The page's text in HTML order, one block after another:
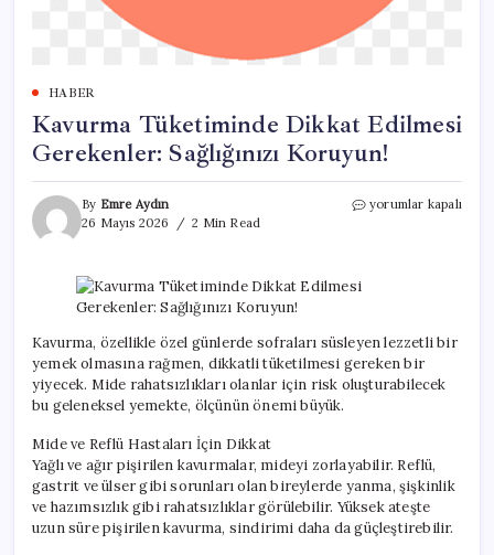
HABER
Kavurma Tüketiminde Dikkat Edilmesi
Gerekenler: Sağlığınızı Koruyun!
By Emre Aydın
26 Mayıs 2026
2 Min Read
Kavurma
için
yorumlar kapalı
Kavurma, özellikle özel günlerde sofraları süsleyen lezzetli bir
yemek olmasına rağmen, dikkatli tüketilmesi gereken bir
yiyecek. Mide rahatsızlıkları olanlar için risk oluşturabilecek
bu geleneksel yemekte, ölçünün önemi büyük.
Mide ve Reflü Hastaları İçin Dikkat
Yağlı ve ağır pişirilen kavurmalar, mideyi zorlayabilir. Reflü,
gastrit ve ülser gibi sorunları olan bireylerde yanma, şişkinlik
ve hazımsızlık gibi rahatsızlıklar görülebilir. Yüksek ateşte
uzun süre pişirilen kavurma, sindirimi daha da güçleştirebilir.